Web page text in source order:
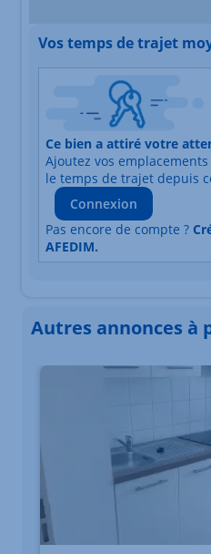
Vos temps de trajet
Nature du lieu
Adresse
Durée du trajet en
Ce bien a attiré votre
Ajoutez vos
le temps de trajet depuis
Connexion
Pas encore de compte ?
AFEDIM.
Autres annonces à
Élément 1 sur 3